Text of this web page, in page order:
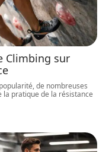
Climbing sur
de nombreuses
pratique de la résistance